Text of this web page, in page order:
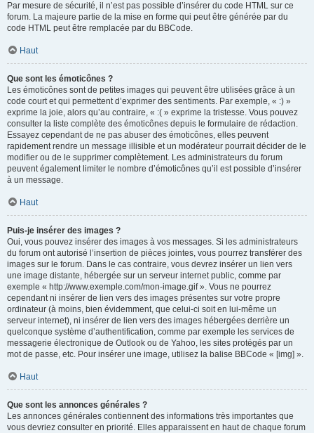
Par mesure de sécurité, il n’est pas possible d’insérer du code HTML sur ce
forum. La majeure partie de la mise en forme qui peut être générée par du
code HTML peut être remplacée par du BBCode.
Haut
Que sont les émoticônes ?
Les émoticônes sont de petites images qui peuvent être utilisées grâce à un
code court et qui permettent d’exprimer des sentiments. Par exemple, « :) »
exprime la joie, alors qu’au contraire, « :( » exprime la tristesse. Vous pouvez
consulter la liste complète des émoticônes depuis le formulaire de rédaction.
Essayez cependant de ne pas abuser des émoticônes, elles peuvent
rapidement rendre un message illisible et un modérateur pourrait décider de le
modifier ou de le supprimer complètement. Les administrateurs du forum
peuvent également limiter le nombre d’émoticônes qu’il est possible d’insérer
à un message.
Haut
Puis-je insérer des images ?
Oui, vous pouvez insérer des images à vos messages. Si les administrateurs
du forum ont autorisé l’insertion de pièces jointes, vous pourrez transférer des
images sur le forum. Dans le cas contraire, vous devrez insérer un lien vers
une image distante, hébergée sur un serveur internet public, comme par
exemple « http://www.exemple.com/mon-image.gif ». Vous ne pourrez
cependant ni insérer de lien vers des images présentes sur votre propre
ordinateur (à moins, bien évidemment, que celui-ci soit en lui-même un
serveur internet), ni insérer de lien vers des images hébergées derrière un
quelconque système d’authentification, comme par exemple les services de
messagerie électronique de Outlook ou de Yahoo, les sites protégés par un
mot de passe, etc. Pour insérer une image, utilisez la balise BBCode « [img] ».
Haut
Que sont les annonces générales ?
Les annonces générales contiennent des informations très importantes que
vous devriez consulter en priorité. Elles apparaissent en haut de chaque forum